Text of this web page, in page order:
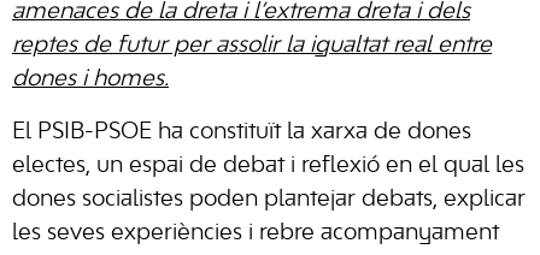
amenaces de la dreta i l’extrema dreta i dels
reptes de futur per assolir la igualtat real entre
dones i homes.
El PSIB-PSOE ha constituït la xarxa de dones
electes, un espai de debat i reflexió en el qual les
dones socialistes poden plantejar debats, explicar
les seves experiències i rebre acompanyament